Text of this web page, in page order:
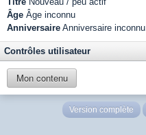
Âge Âge inconnu
Anniversaire Anniversaire inconnu
Contrôles utilisateur
Mon contenu
Version complète